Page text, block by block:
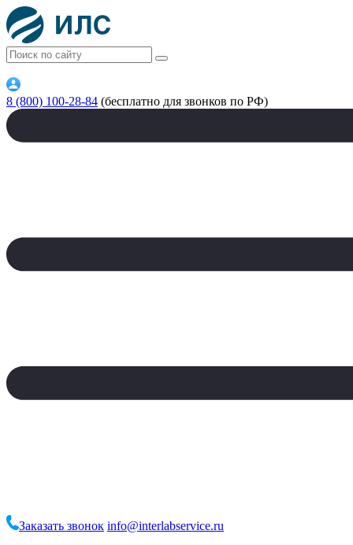
8 (800) 100-28-84 (бесплатно для звонков по РФ)
Заказать звонок info@interlabservice.ru